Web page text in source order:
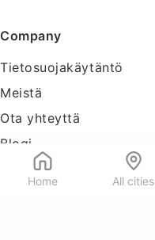
Home All cities
Company
Tietosuojakäytäntö
Meistä
Ota yhteyttä
Blogi
Tools